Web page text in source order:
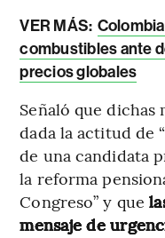
VER MÁS:
combustibles ante
precios globales
Señaló que dichas
dada la actitud de
de una candidata
la reforma
Congreso” y que
mensaje de